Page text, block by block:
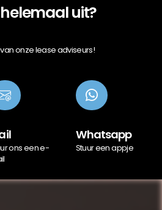
uit?
onze lease adviseurs!
ons een e-
Whatsapp
Stuur een appje